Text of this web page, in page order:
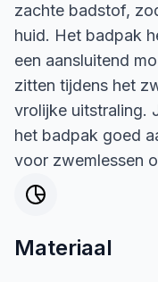
zachte badstof,
huid. Het badpak
een aansluitend
zitten tijdens het
vrolijke uitstraling.
het badpak goed
voor zwemlessen
Materiaal